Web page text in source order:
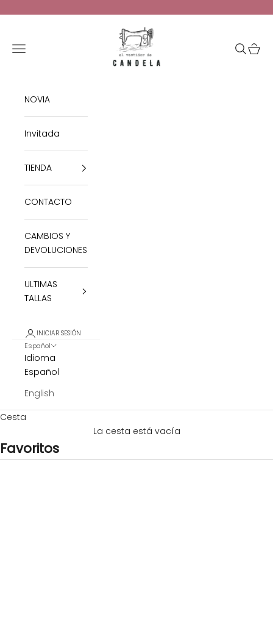
El Vestidor de Candela
Abrir menú de navegación
AbrirAbrir
NOVIA
Invitada
TIENDA
CONTACTO
CAMBIOS Y
DEVOLUCIONES
ULTIMAS
TALLAS
INICIAR SESIÓN
Español
Idioma
Español
English
Cesta
La cesta está vacía
Favoritos